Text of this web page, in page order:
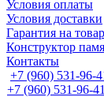
Условия оплаты
Условия доставки
Гарантия на товар
Конструктор
Контакты
+7 (960) 531-96-
+7 (960) 531-96-41